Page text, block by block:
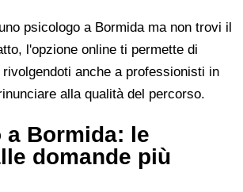
psicologo a Bormida ma non trovi il
l'opzione online ti permette di
anche a professionisti in
alla qualità del percorso.
Bormida: le
domande più